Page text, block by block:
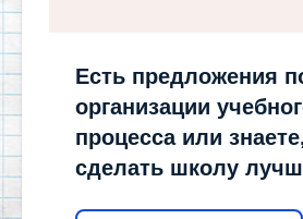
Есть предложения
организации
процесса или
сделать школу